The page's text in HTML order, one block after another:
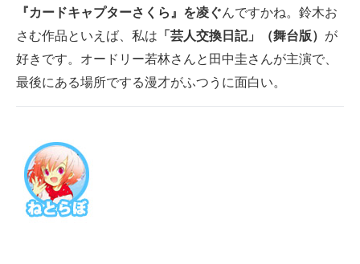
『カードキャプターさくら』を凌ぐんですかね。鈴木お
さむ作品といえば、私は 「芸人交換日記」（舞台版） が
好きです。オードリー若林さんと田中圭さんが主演で、
最後にある場所でする漫才がふつうに面白い。